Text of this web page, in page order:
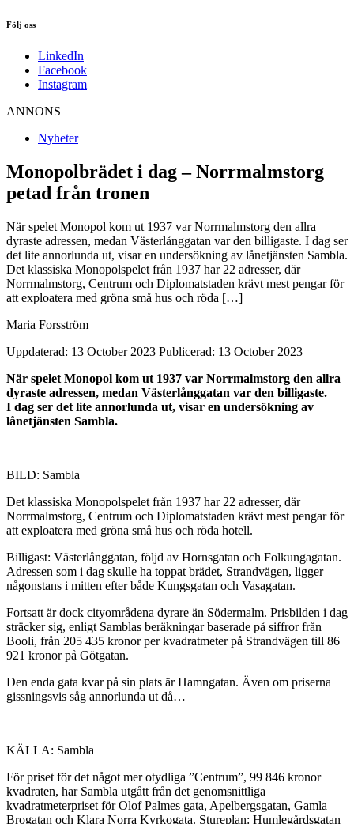
Följ oss
LinkedIn
Facebook
Instagram
ANNONS
Nyheter
Monopolbrädet i dag – Norrmalmstorg
petad från tronen
När spelet Monopol kom ut 1937 var Norrmalmstorg den allra
dyraste adressen, medan Västerlånggatan var den billigaste. I dag ser
det lite annorlunda ut, visar en undersökning av lånetjänsten Sambla.
Det klassiska Monopolspelet från 1937 har 22 adresser, där
Norrmalmstorg, Centrum och Diplomatstaden krävt mest pengar för
att exploatera med gröna små hus och röda […]
Maria Forsström
Uppdaterad: 13 October 2023 Publicerad: 13 October 2023
När spelet Monopol kom ut 1937 var Norrmalmstorg den allra
dyraste adressen, medan Västerlånggatan var den billigaste.
I dag ser det lite annorlunda ut, visar en undersökning av
lånetjänsten Sambla.
BILD: Sambla
Det klassiska Monopolspelet från 1937 har 22 adresser, där
Norrmalmstorg, Centrum och Diplomatstaden krävt mest pengar för
att exploatera med gröna små hus och röda hotell.
Billigast: Västerlånggatan, följd av Hornsgatan och Folkungagatan.
Adressen som i dag skulle ha toppat brädet, Strandvägen, ligger
någonstans i mitten efter både Kungsgatan och Vasagatan.
Fortsatt är dock cityområdena dyrare än Södermalm. Prisbilden i dag
sträcker sig, enligt Samblas beräkningar baserade på siffror från
Booli, från 205 435 kronor per kvadratmeter på Strandvägen till 86
921 kronor på Götgatan.
Den enda gata kvar på sin plats är Hamngatan. Även om priserna
gissningsvis såg annorlunda ut då…
KÄLLA: Sambla
För priset för det något mer otydliga ”Centrum”, 99 846 kronor
kvadraten, har Sambla utgått från det genomsnittliga
kvadratmeterpriset för Olof Palmes gata, Apelbergsgatan, Gamla
Brogatan och Klara Norra Kyrkogata. Stureplan: Humlegårdsgatan